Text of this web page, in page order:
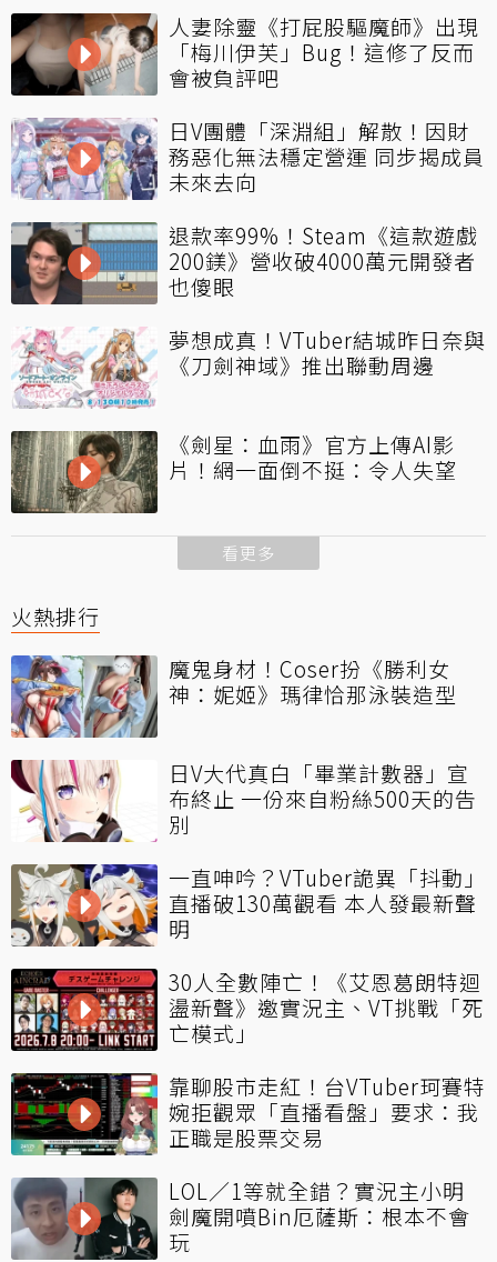
人妻除靈《打屁股驅魔師》出現
「梅川伊芙」Bug！這修了反而
會被負評吧
日V團體「深淵組」解散！因財
務惡化無法穩定營運 同步揭成員
未來去向
退款率99%！Steam《這款遊戲
200鎂》營收破4000萬元開發者
也傻眼
夢想成真！VTuber結城昨日奈與
《刀劍神域》推出聯動周邊
《劍星：血雨》官方上傳AI影
片！網一面倒不挺：令人失望
看更多
火熱排行
魔鬼身材！Coser扮《勝利女
神：妮姬》瑪律恰那泳裝造型
日V大代真白「畢業計數器」宣
布終止 一份來自粉絲500天的告
別
一直呻吟？VTuber詭異「抖動」
直播破130萬觀看 本人發最新聲
明
30人全數陣亡！《艾恩葛朗特迴
盪新聲》邀實況主、VT挑戰「死
亡模式」
靠聊股市走紅！台VTuber珂賽特
婉拒觀眾「直播看盤」要求：我
正職是股票交易
LOL／1等就全錯？實況主小明
劍魔開噴Bin厄薩斯：根本不會
玩